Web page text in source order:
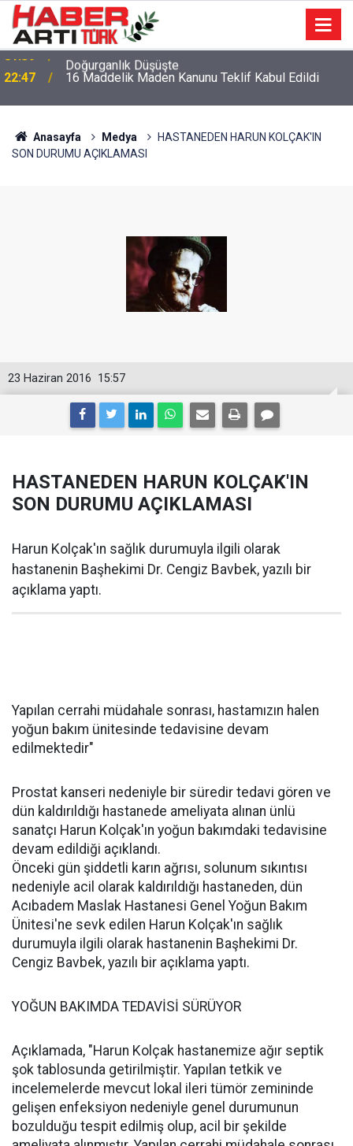
22:47 16 Maddelik Maden Kanunu Teklif Kabul Edildi
Anasayfa Medya
HASTANEDEN HARUN KOLÇAK'IN
SON DURUMU AÇIKLAMASI
15:57
23 Haziran 2016
HASTANEDEN HARUN KOLÇAK'IN
SON DURUMU AÇIKLAMASI
Harun Kolçak'ın sağlık durumuyla ilgili olarak
hastanenin Başhekimi Dr. Cengiz Bavbek, yazılı bir
açıklama yaptı.
Yapılan cerrahi müdahale sonrası, hastamızın halen
yoğun bakım ünitesinde tedavisine devam
edilmektedir"
Prostat kanseri nedeniyle bir süredir tedavi gören ve
dün kaldırıldığı hastanede ameliyata alınan ünlü
sanatçı Harun Kolçak'ın yoğun bakımdaki tedavisine
devam edildiği açıklandı.
Önceki gün şiddetli karın ağrısı, solunum sıkıntısı
nedeniyle acil olarak kaldırıldığı hastaneden, dün
Acıbadem Maslak Hastanesi Genel Yoğun Bakım
Ünitesi'ne sevk edilen Harun Kolçak'ın sağlık
durumuyla ilgili olarak hastanenin Başhekimi Dr.
Cengiz Bavbek, yazılı bir açıklama yaptı.
YOĞUN BAKIMDA TEDAVİSİ SÜRÜYOR
Açıklamada, "Harun Kolçak hastanemize ağır septik
şok tablosunda getirilmiştir. Yapılan tetkik ve
incelemelerde mevcut lokal ileri tümör zemininde
gelişen enfeksiyon nedeniyle genel durumunun
bozulduğu tespit edilmiş olup, acil bir şekilde